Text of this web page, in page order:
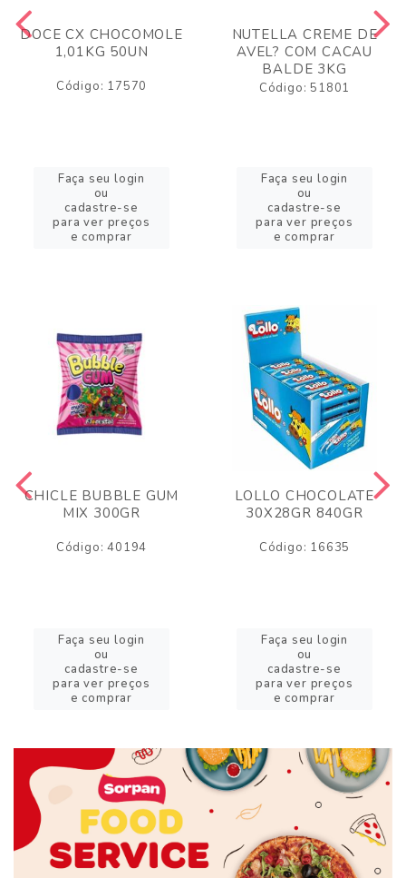
DOCE CX CHOCOMOLE
1,01KG 50UN
Código: 17570
Faça seu login
ou
cadastre-se
para ver preços
e comprar
NUTELLA CREME DE
AVEL? COM CACAU
BALDE 3KG
Código: 51801
Faça seu login
ou
cadastre-se
para ver preços
e comprar
CHICLE BUBBLE GUM
MIX 300GR
Código: 40194
Faça seu login
ou
cadastre-se
para ver preços
e comprar
LOLLO CHOCOLATE
30X28GR 840GR
Código: 16635
Faça seu login
ou
cadastre-se
para ver preços
e comprar